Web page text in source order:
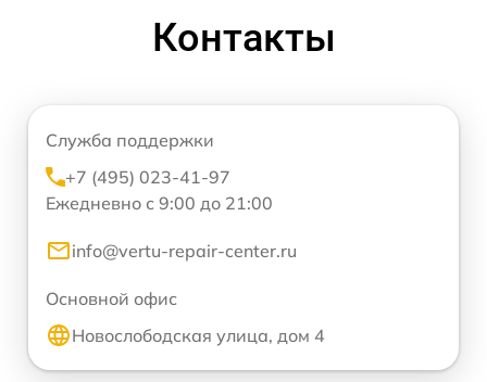
Контакты
Служба поддержки
+7 (495) 023-41-97
Ежедневно с 9:00 до 21:00
info@vertu-repair-center.ru
Основной офис
Новослободская улица, дом 4